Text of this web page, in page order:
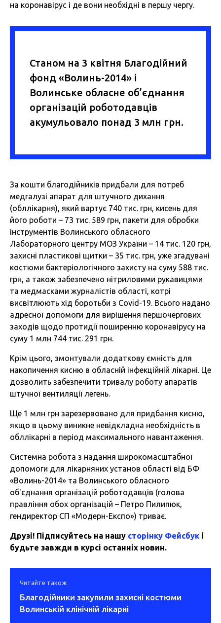
на коронавірус і де вони необхідні в першу чергу.
Станом на 3 квітня Благодійний
фонд «Волинь-2014» і
Волинське обласне об’єднання
організацій роботодавців
акумульовало понад 3 млн грн.
За кошти благодійників придбали для потреб
медгалузі апарат для штучного дихання
(обллікарня), який вартує 740 тис. грн, кисень для
його роботи – 73 тис. 589 грн, пакети для обробки
інструментів Волинського обласного
Лабораторного центру МОЗ України – 14 тис. 120 грн,
захисні пластикові щитки – 35 тис. грн, уже згадувані
костюми бактеріологічного захисту на суму 588 тис.
грн, а також забезпечено нітриловими рукавицями
та медмасками журналістів області, котрі
висвітлюють хід боротьби з Covid -19. Всього надано
адресної допомоги для вирішення першочергових
заходів щодо протидії поширенню коронавірусу на
суму 1 млн 744 тис. 291 грн.
Крім цього, змонтували додаткову ємність для
накопичення кисню в обласній інфекційній лікарні. Це
дозволить забезпечити тривалу роботу апаратів
штучної вентиляції легень.
Ще 1 млн грн зарезервовано для придбання кисню,
якщо в цьому виникне невідкладна необхідність в
обллікарні в період максимального навантаження.
Системна робота з надання широкомасштабної
допомоги для лікарняних установ області від БФ
«Волинь-2014» та Волинського обласного
об'єднання організацій роботодавців (голова
правління обох організацій – Петро Пилипюк,
гендиректор СП «Модерн-Експо») триває.
Друзі! Підписуйтесь на нашу сторінку Фейсбук і
будьте завжди в курсі останніх новин.
Читайте також
Благодійники закупили захисні костюми
Волинській клінічній лікарні